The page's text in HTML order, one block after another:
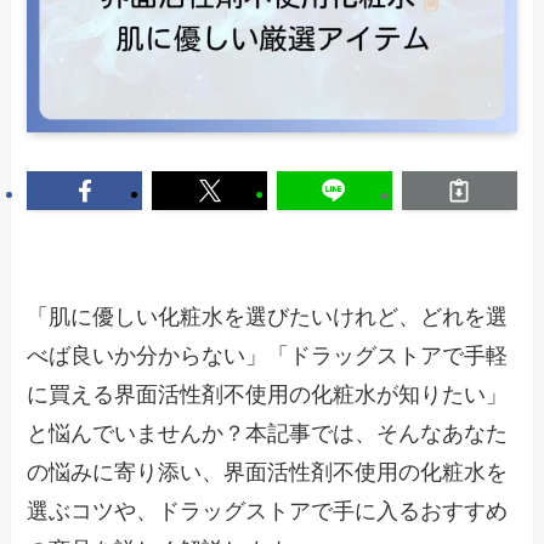
「肌に優しい化粧水を選びたいけれど、どれを選
べば良いか分からない」「ドラッグストアで手軽
に買える界面活性剤不使用の化粧水が知りたい」
と悩んでいませんか？本記事では、そんなあなた
の悩みに寄り添い、界面活性剤不使用の化粧水を
選ぶコツや、ドラッグストアで手に入るおすすめ